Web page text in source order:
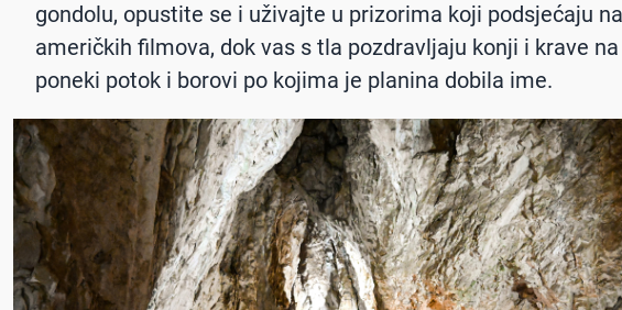
gondolu, opustite se i uživajte u prizorima koji podsjećaju
američkih filmova, dok vas s tla pozdravljaju konji i krave
poneki potok i borovi po kojima je planina dobila ime.